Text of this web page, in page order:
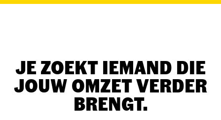
JE ZOEKT IEMAND DIE
JOUW OMZET VERDER
BRENGT.